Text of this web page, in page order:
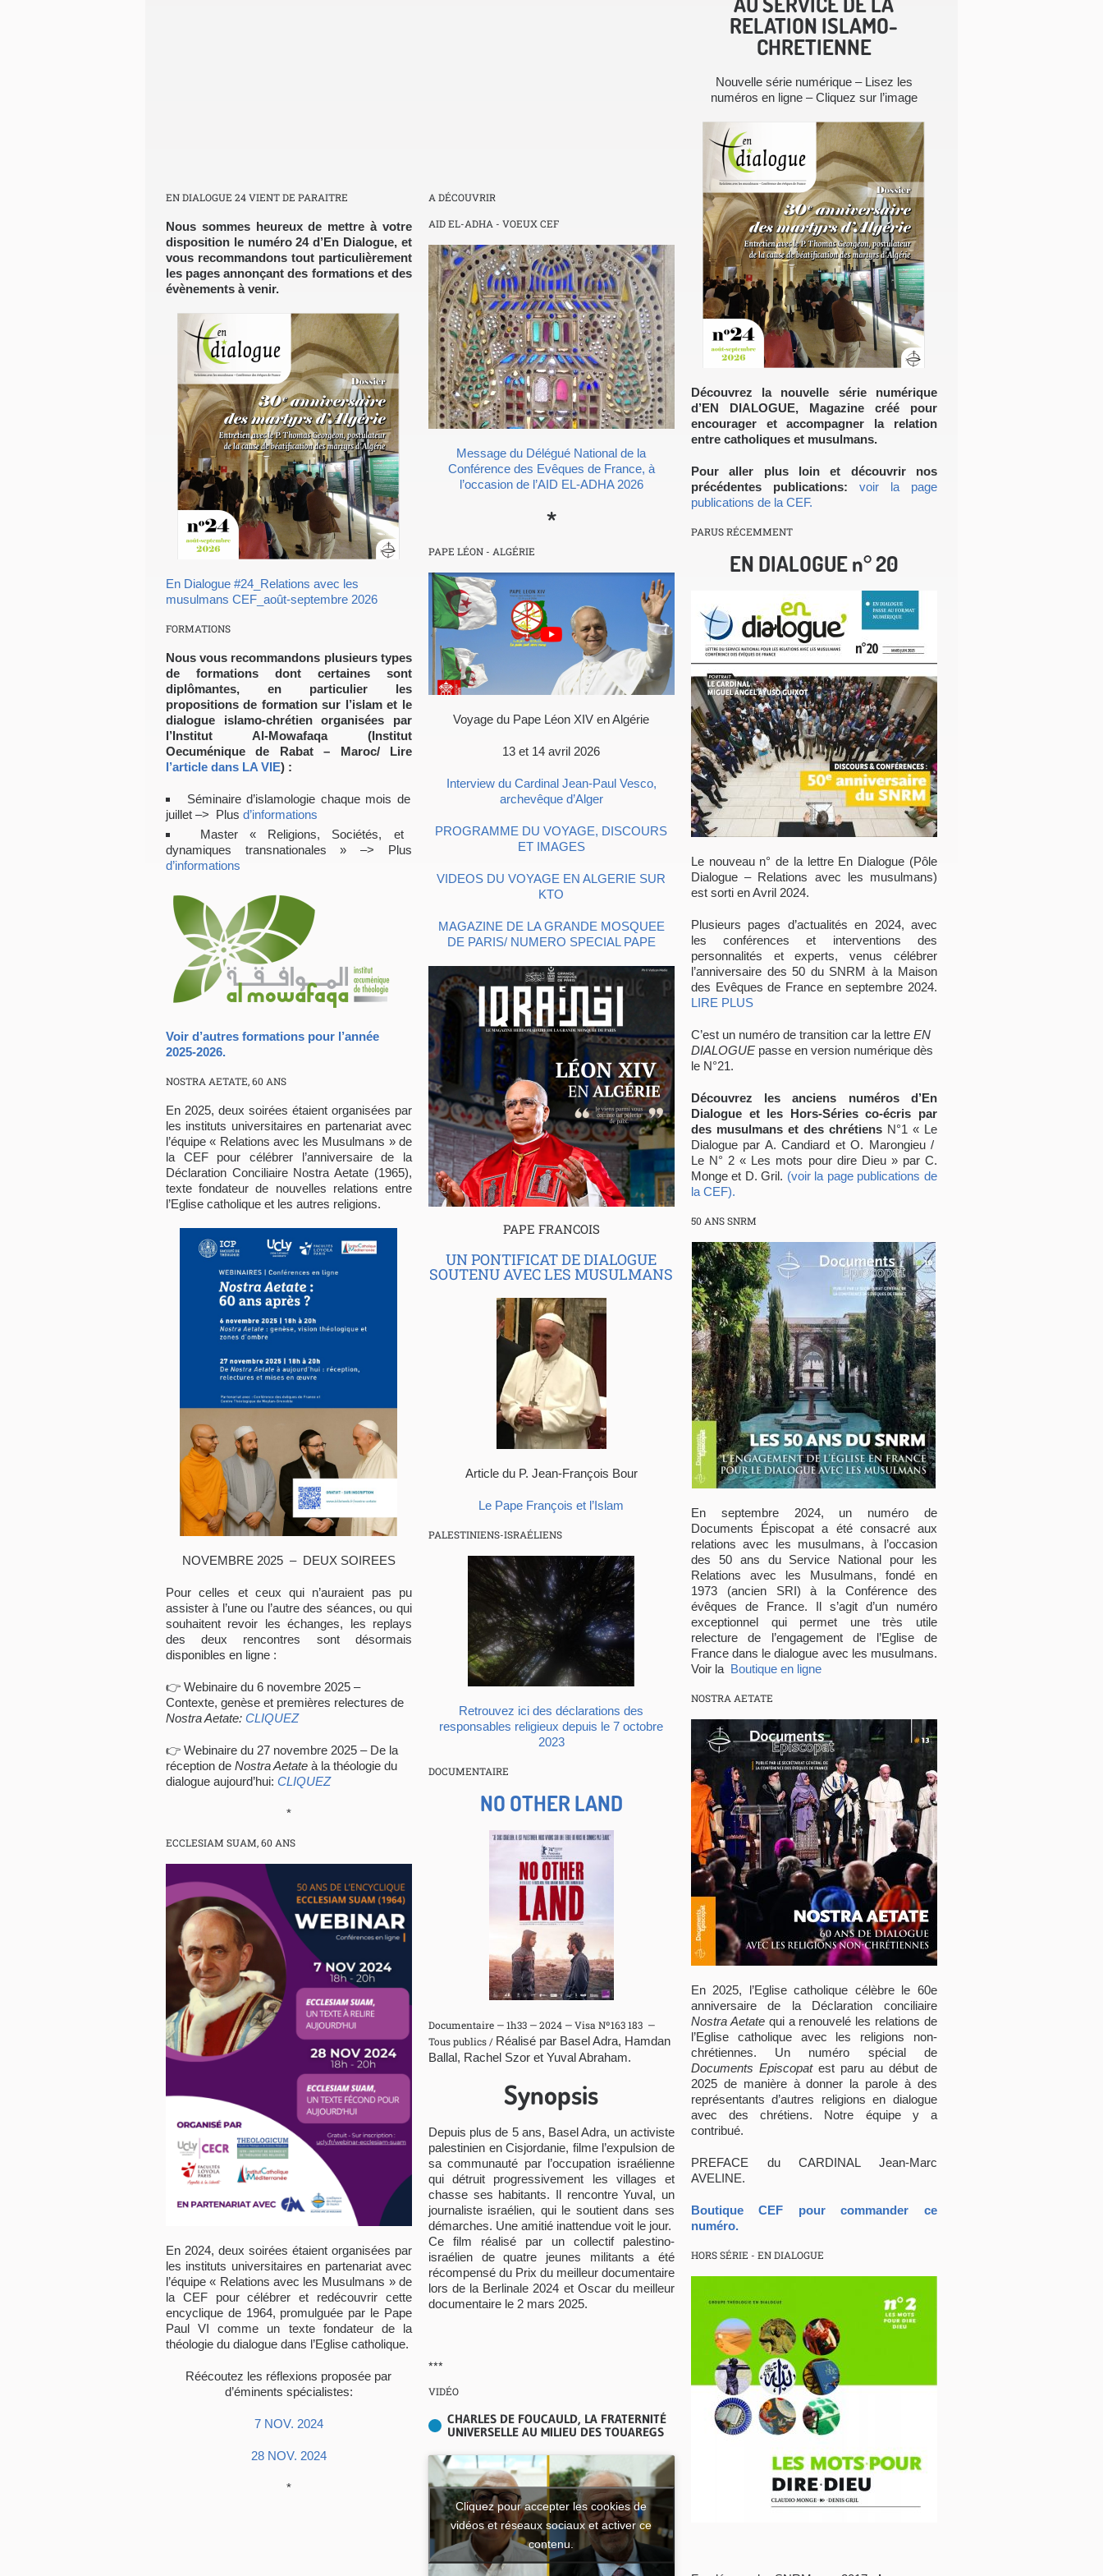
EN DIALOGUE 24 VIENT DE PARAITRE
Nous sommes heureux de mettre à votre
disposition le numéro 24 d’En Dialogue, et
vous recommandons tout particulièrement
les pages annonçant des formations et des
évènements à venir.
En Dialogue #24_Relations avec les
musulmans CEF_août-septembre 2026
FORMATIONS
Nous vous recommandons plusieurs types
de formations dont certaines sont
diplômantes, en particulier les
propositions de formation sur l’islam et le
dialogue islamo-chrétien organisées par
l’Institut Al-Mowafaqa (Institut
Oecuménique de Rabat – Maroc/ Lire
l’article dans LA VIE) :
Séminaire d’islamologie chaque mois de
juillet –> Plus d’informations
Master « Religions, Sociétés, et
dynamiques transnationales » –> Plus
d’informations
Voir d’autres formations pour l’année
2025-2026.
NOSTRA AETATE, 60 ANS
En 2025, deux soirées étaient organisées par
les instituts universitaires en partenariat avec
l’équipe « Relations avec les Musulmans » de
la CEF pour célébrer l’anniversaire de la
Déclaration Conciliaire Nostra Aetate (1965),
texte fondateur de nouvelles relations entre
l’Eglise catholique et les autres religions.
NOVEMBRE 2025 – DEUX SOIREES
Pour celles et ceux qui n’auraient pas pu
assister à l’une ou l’autre des séances, ou qui
souhaitent revoir les échanges, les replays
des deux rencontres sont désormais
disponibles en ligne :
👉 Webinaire du 6 novembre 2025 –
Contexte, genèse et premières relectures de
Nostra Aetate: CLIQUEZ
👉 Webinaire du 27 novembre 2025 – De la
réception de Nostra Aetate à la théologie du
dialogue aujourd’hui: CLIQUEZ
*
ECCLESIAM SUAM, 60 ANS
En 2024, deux soirées étaient organisées par
les instituts universitaires en partenariat avec
l’équipe « Relations avec les Musulmans » de
la CEF pour célébrer et redécouvrir cette
encyclique de 1964, promulguée par le Pape
Paul VI comme un texte fondateur de la
théologie du dialogue dans l’Eglise catholique.
Réécoutez les réflexions proposée par
d’éminents spécialistes:
7 NOV. 2024
28 NOV. 2024
*
A DÉCOUVRIR
AID EL-ADHA - VOEUX CEF
Message du Délégué National de la
Conférence des Evêques de France, à
l’occasion de l’AID EL-ADHA 2026
*
PAPE LÉON - ALGÉRIE
Voyage du Pape Léon XIV en Algérie
13 et 14 avril 2026
Interview du Cardinal Jean-Paul Vesco,
archevêque d’Alger
PROGRAMME DU VOYAGE, DISCOURS
ET IMAGES
VIDEOS DU VOYAGE EN ALGERIE SUR
KTO
MAGAZINE DE LA GRANDE MOSQUEE
DE PARIS/ NUMERO SPECIAL PAPE
PAPE FRANCOIS
UN PONTIFICAT DE DIALOGUE
SOUTENU AVEC LES MUSULMANS
Article du P. Jean-François Bour
Le Pape François et l’Islam
PALESTINIENS-ISRAÉLIENS
Retrouvez ici des déclarations des
responsables religieux depuis le 7 octobre
2023
DOCUMENTAIRE
NO OTHER LAND
Documentaire — 1h33 — 2024 — Visa Nº163 183 —
Tous publics / Réalisé par Basel Adra, Hamdan
Ballal, Rachel Szor et Yuval Abraham.
Synopsis
Depuis plus de 5 ans, Basel Adra, un activiste
palestinien en Cisjordanie, filme l’expulsion de
sa communauté par l’occupation israélienne
qui détruit progressivement les villages et
chasse ses habitants. Il rencontre Yuval, un
journaliste israélien, qui le soutient dans ses
démarches. Une amitié inattendue voit le jour.
Ce film réalisé par un collectif palestino-
israélien de quatre jeunes militants a été
récompensé du Prix du meilleur documentaire
lors de la Berlinale 2024 et Oscar du meilleur
documentaire le 2 mars 2025.
***
VIDÉO
CHARLES DE FOUCAULD, LA FRATERNITÉ
UNIVERSELLE AU MILIEU DES TOUAREGS
Cliquez pour accepter les cookies de
vidéos et réseaux sociaux et activer ce
contenu.
RELATION ISLAMO-
CHRETIENNE
Nouvelle série numérique – Lisez les
numéros en ligne – Cliquez sur l’image
Découvrez la nouvelle série numérique
d’EN DIALOGUE, Magazine créé pour
encourager et accompagner la relation
entre catholiques et musulmans.
Pour aller plus loin et découvrir nos
précédentes publications:
voir la page
publications de la CEF.
PARUS RÉCEMMENT
EN DIALOGUE n° 20
Le nouveau n° de la lettre En Dialogue (Pôle
Dialogue – Relations avec les musulmans)
est sorti en Avril 2024.
Plusieurs pages d’actualités en 2024, avec
les conférences et interventions des
personnalités et experts, venus célébrer
l’anniversaire des 50 du SNRM à la Maison
des Evêques de France en septembre 2024.
LIRE PLUS
C’est un numéro de transition car la lettre EN
DIALOGUEpasse en version numérique dès
le N°21.
Découvrez les anciens numéros d’En
Dialogue et les Hors-Séries co-écris par
des musulmans et des chrétiens N°1 « Le
Dialogue par A. Candiard et O. Marongieu /
Le N° 2 « Les mots pour dire Dieu » par C.
Monge et D. Gril. (voir la page publications de
la CEF).
50 ANS SNRM
En septembre 2024, un numéro de
Documents Épiscopat a été consacré aux
relations avec les musulmans, à l’occasion
des 50 ans du Service National pour les
Relations avec les Musulmans, fondé en
1973 (ancien SRI) à la Conférence des
évêques de France. Il s’agit d’un numéro
exceptionnel qui permet une très utile
relecture de l’engagement de l’Eglise de
France dans le dialogue avec les musulmans.
Voir la Boutique en ligne
NOSTRA AETATE
En 2025, l’Eglise catholique célèbre le 60e
anniversaire de la Déclaration conciliaire
Nostra Aetatequi a renouvelé les relations de
l’Eglise catholique avec les religions non-
chrétiennes. Un numéro spécial de
Documents Episcopatest paru au début de
2025 de manière à donner la parole à des
représentants d’autres religions en dialogue
avec des chrétiens. Notre équipe y a
contribué.
PREFACE du CARDINAL Jean-Marc
AVELINE.
Boutique CEF pour commander ce
numéro.
HORS SÉRIE - EN DIALOGUE